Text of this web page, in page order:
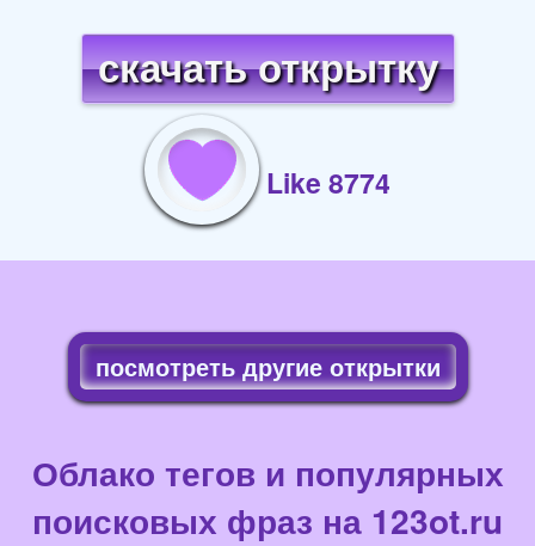
скачать открытку
Like 8774
посмотреть другие открытки
Облако тегов и популярных
поисковых фраз на 123ot.ru